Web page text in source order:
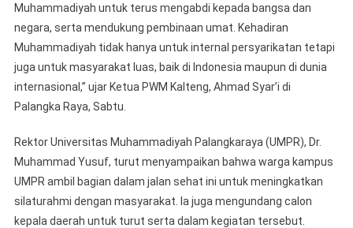
Muhammadiyah untuk terus mengabdi kepada bangsa dan
negara, serta mendukung pembinaan umat. Kehadiran
Muhammadiyah tidak hanya untuk internal persyarikatan tetapi
juga untuk masyarakat luas, baik di Indonesia maupun di dunia
internasional,” ujar Ketua PWM Kalteng, Ahmad Syar’i di
Palangka Raya, Sabtu.
Rektor Universitas Muhammadiyah Palangkaraya (UMPR), Dr.
Muhammad Yusuf, turut menyampaikan bahwa warga kampus
UMPR ambil bagian dalam jalan sehat ini untuk meningkatkan
silaturahmi dengan masyarakat. Ia juga mengundang calon
kepala daerah untuk turut serta dalam kegiatan tersebut.